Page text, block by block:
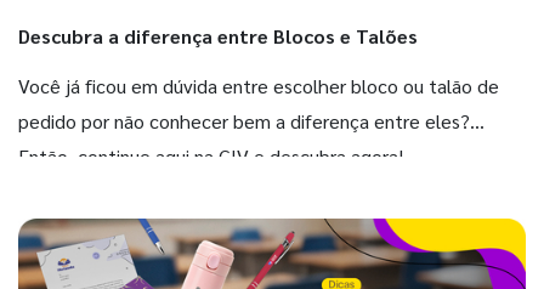
Descubra a diferença entre Blocos e Talões
Você já ficou em dúvida entre escolher bloco ou talão de
pedido por não conhecer bem a diferença entre eles?
Então, continue aqui na GIV e descubra agora!